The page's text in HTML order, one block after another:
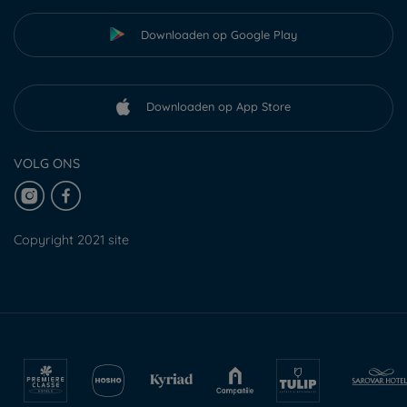
Downloaden op Google Play
Downloaden op App Store
VOLG ONS
Copyright 2021 site